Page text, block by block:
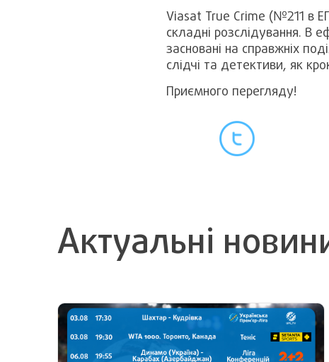
Viasat True Crime (№211 в
складні розслідування. В
засновані на справжніх
слідчі та детективи, як
Приємного перегляду!
Актуальні